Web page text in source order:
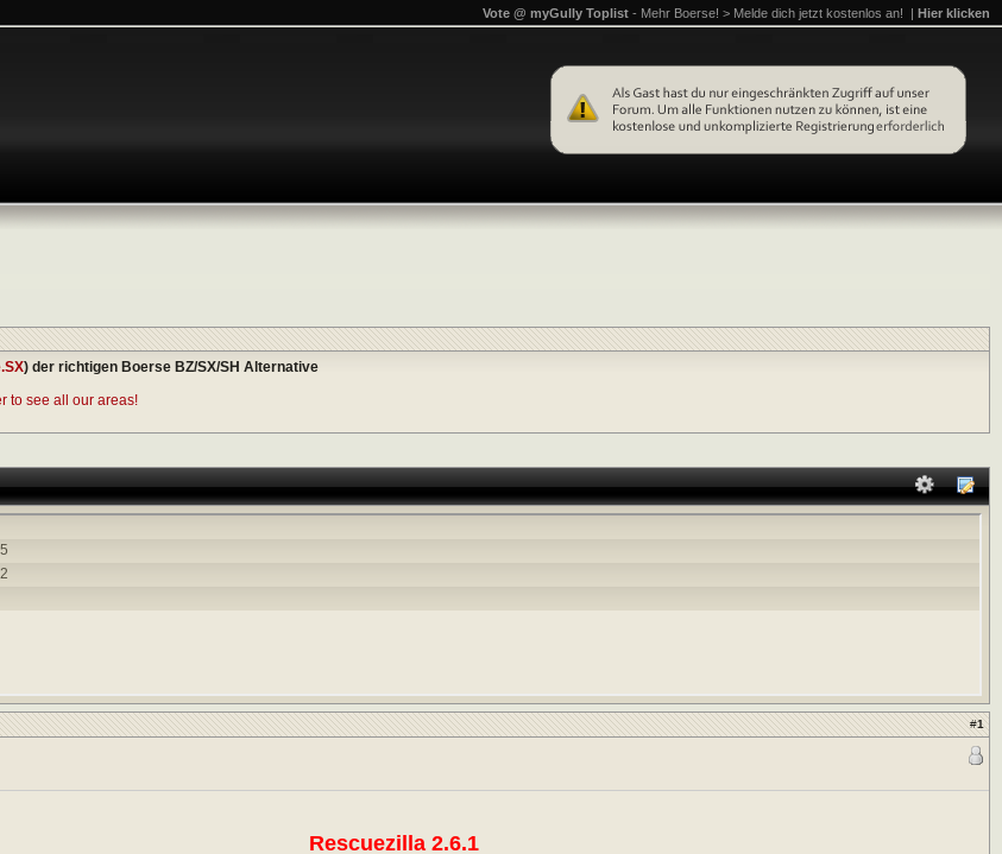
Vote @ myGully Toplist - Mehr Boerse! > Melde dich jetzt kostenlos an! | Hier klicken
) der richtigen Boerse BZ/SX/SH Alternative
to see all our areas!
#1
Rescuezilla 2.6.1